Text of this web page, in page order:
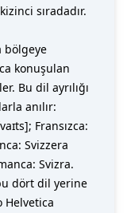
sıradadır.
bölgeye
konuşulan
Bu dil ayrılığı
anılır:
Fransızca:
Svizzera
Svizra.
dört dil yerine
Helvetica